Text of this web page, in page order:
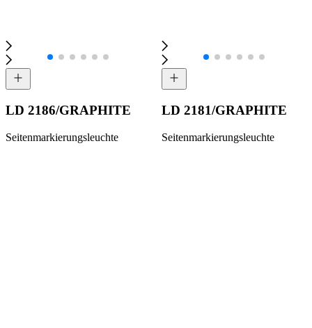
LD 2186/GRAPHITE
Seitenmarkierungsleuchte
LD 2181/GRAPHITE
Seitenmarkierungsleuchte